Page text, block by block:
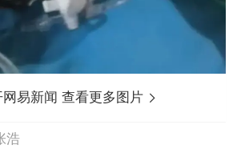
网易新闻 查看更多图片
浩